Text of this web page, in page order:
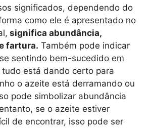
significados, dependendo do
como ele é apresentado no
significa abundância,
fartura. Também pode indicar
sentindo bem-sucedido em
tudo está dando certo para
o azeite está derramando ou
pode simbolizar abundância
se o azeite estiver
de encontrar, isso pode ser